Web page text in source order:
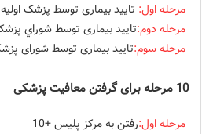
مرحله اول: تاييد بيماری توسط پزشک اوليه
مرحله دوم:تاييد بيماری توسط شوراي
مرحله سوم:تاييد بيماری توسط شورای
10 مرحله برای گرفتن معافیت پزشکی
مرحله اول:رفتن به مرکز پلیس +10